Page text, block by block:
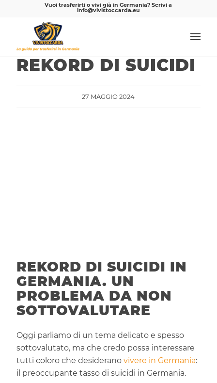
Vuoi trasferirti o vivi già in Germania? Scrivi a
info@vivistoccarda.eu
REKORD DI SUICIDI
27 MAGGIO 2024
REKORD DI SUICIDI IN
GERMANIA. UN
PROBLEMA DA NON
SOTTOVALUTARE
Oggi parliamo di un tema delicato e spesso
sottovalutato, ma che credo possa interessare
tutti coloro che desiderano vivere in Germania:
il preoccupante tasso di suicidi in Germania.